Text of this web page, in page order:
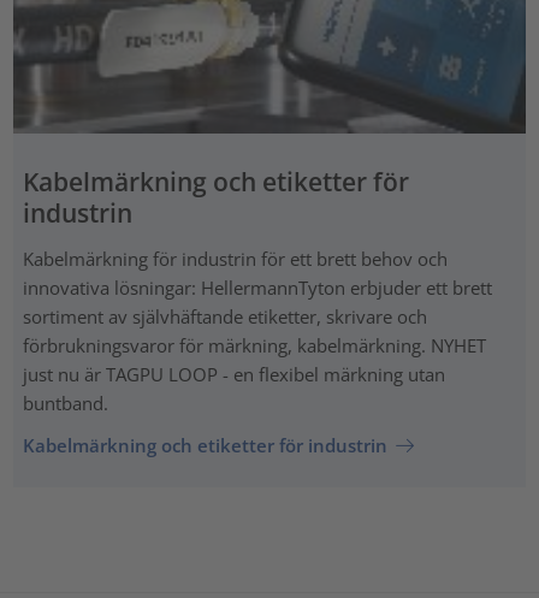
Kabelmärkning och etiketter för
industrin
Kabelmärkning för industrin för ett brett behov och
innovativa lösningar: HellermannTyton erbjuder ett brett
sortiment av självhäftande etiketter, skrivare och
förbrukningsvaror för märkning, kabelmärkning. NYHET
just nu är TAGPU LOOP - en flexibel märkning utan
buntband.
Kabelmärkning och etiketter för industrin